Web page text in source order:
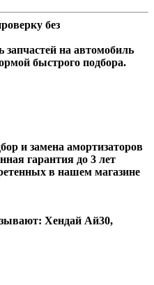
без
запчастей на автомобиль
быстрого подбора.
и замена амортизаторов
гарантия до 3 лет
в нашем магазине
Хендай Ай30,